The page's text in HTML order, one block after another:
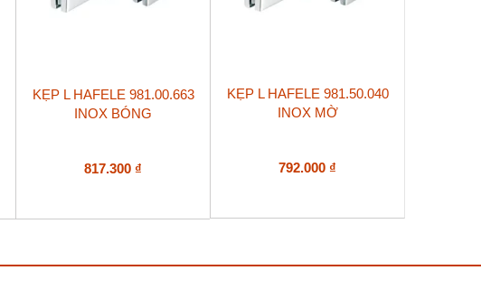
KẸP L HAFELE 981.00.663
INOX BÓNG
817.300 ₫
KẸP L HAFELE 981.50.040
INOX MỜ
792.000 ₫